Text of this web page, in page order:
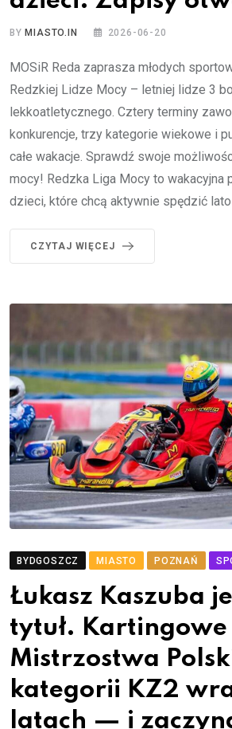
BY MIASTO.IN 2026-06-20
MOSiR Reda zaprasza młodych
Redzkiej Lidze Mocy – letniej lidze 3
lekkoatletycznego. Cztery terminy
konkurencje, trzy kategorie wiekowe i
całe wakacje. Sprawdź swoje
mocy! Redzka Liga Mocy to wakacyjna
dzieci, które chcą aktywnie spędzić
CZYTAJ WIĘCEJ
BYDGOSZCZ MIASTO POZNAŃ
Łukasz Kaszuba
tytuł. Kartingowe
Mistrzostwa
kategorii KZ2
latach — i